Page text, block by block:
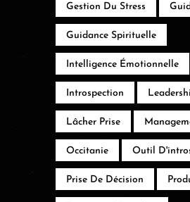
Gestion Du Stress
Guidance Spirituelle
Intelligence Émotionnelle
Introspection
Lâcher Prise
Occitanie Outil
Prise De Décision